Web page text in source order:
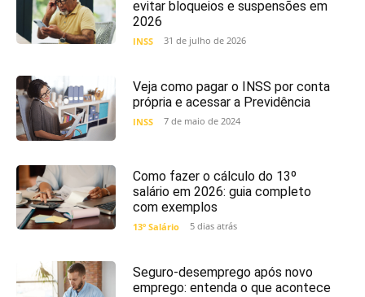
evitar bloqueios e suspensões em
2026
INSS 31 de julho de 2026
Veja como pagar o INSS por conta
própria e acessar a Previdência
INSS 7 de maio de 2024
Como fazer o cálculo do 13º
salário em 2026: guia completo
com exemplos
13º Salário 5 dias atrás
Seguro-desemprego após novo
emprego: entenda o que acontece